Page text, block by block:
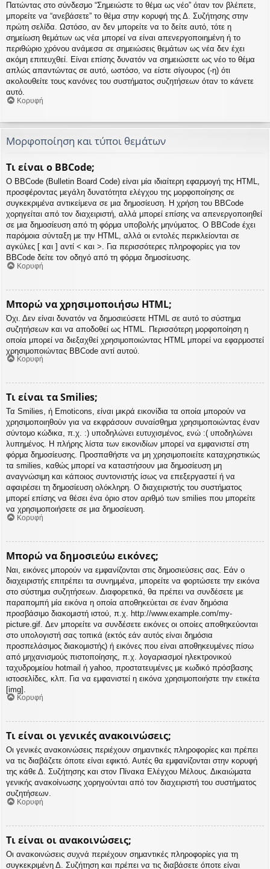
Πατώντας στο σύνδεσμο “Σημειώστε το θέμα ως νέο” όταν τον βλέπετε,
μπορείτε να “ανεβάσετε” το θέμα στην κορυφή της Δ. Συζήτησης στην
πρώτη σελίδα. Ωστόσο, αν δεν μπορείτε να το δείτε αυτό, τότε η
σημείωση θεμάτων ως νέα μπορεί να είναι απενεργοποιημένη ή το
περιθώριο χρόνου ανάμεσα σε σημειώσεις θεμάτων ως νέα δεν έχει
ακόμη επιτευχθεί. Είναι επίσης δυνατόν να σημειώσετε ως νέο το θέμα
απλώς απαντώντας σε αυτό, ωστόσο, να είστε σίγουρος (-η) ότι
ακολουθείτε τους κανόνες του συστήματος συζητήσεων όταν το κάνετε
αυτό.
Κορυφή
Μορφοποίηση και τύποι θεμάτων
Τι είναι ο BBCode;
Ο BBCode (Bulletin Board Code) είναι μία ιδιαίτερη εφαρμογή της HTML,
προσφέροντας μεγάλη δυνατότητα ελέγχου της μορφοποίησης σε
συγκεκριμένα αντικείμενα σε μια δημοσίευση. Η χρήση του BBCode
χορηγείται από τον διαχειριστή, αλλά μπορεί επίσης να απενεργοποιηθεί
σε μια δημοσίευση από τη φόρμα υποβολής μηνύματος. Ο BBCode έχει
παρόμοια σύνταξη με την HTML, αλλά οι εντολές περικλείονται σε
αγκύλες [ και ] αντί < και >. Για περισσότερες πληροφορίες για τον
BBCode δείτε τον οδηγό από τη φόρμα δημοσίευσης.
Κορυφή
Μπορώ να χρησιμοποιήσω HTML;
Όχι. Δεν είναι δυνατόν να δημοσιεύσετε HTML σε αυτό το σύστημα
συζητήσεων και να αποδοθεί ως HTML. Περισσότερη μορφοποίηση η
οποία μπορεί να διεξαχθεί χρησιμοποιώντας HTML μπορεί να εφαρμοστεί
χρησιμοποιώντας BBCode αντί αυτού.
Κορυφή
Τι είναι τα Smilies;
Τα Smilies, ή Emoticons, είναι μικρά εικονίδια τα οποία μπορούν να
χρησιμοποιηθούν για να εκφράσουν συναίσθημα χρησιμοποιώντας έναν
σύντομο κώδικα, π.χ. :) υποδηλώνει ευτυχισμένος, ενώ :( υποδηλώνει
λυπημένος. Η πλήρης λίστα των εικονιδίων μπορεί να εμφανιστεί στη
φόρμα δημοσίευσης. Προσπαθήστε να μη χρησιμοποιείτε καταχρηστικώς
τα smilies, καθώς μπορεί να καταστήσουν μια δημοσίευση μη
αναγνώσιμη και κάποιος συντονιστής ίσως να επεξεργαστεί ή να
αφαιρέσει τη δημοσίευση ολόκληρη. Ο διαχειριστής του συστήματος
μπορεί επίσης να θέσει ένα όριο στον αριθμό των smilies που μπορείτε
να χρησιμοποιήσετε σε μια δημοσίευση.
Κορυφή
Μπορώ να δημοσιεύω εικόνες;
Ναι, εικόνες μπορούν να εμφανίζονται στις δημοσιεύσεις σας. Εάν ο
διαχειριστής επιτρέπει τα συνημμένα, μπορείτε να φορτώσετε την εικόνα
στο σύστημα συζητήσεων. Διαφορετικά, θα πρέπει να συνδέσετε με
παραπομπή μία εικόνα η οποία αποθηκεύεται σε έναν δημόσια
προσβάσιμο διακομιστή ιστού, π.χ. http://www.example.com/my-
picture.gif. Δεν μπορείτε να συνδέσετε εικόνες οι οποίες αποθηκεύονται
στο υπολογιστή σας τοπικά (εκτός εάν αυτός είναι δημόσια
προσπελάσιμος διακομιστής) ή εικόνες που είναι αποθηκευμένες πίσω
από μηχανισμούς πιστοποίησης, π.χ. λογαριασμοί ηλεκτρονικού
ταχυδρομείου hotmail ή yahoo, προστατευμένες με κωδικό πρόσβασης
ιστοσελίδες, κλπ. Για να εμφανιστεί η εικόνα χρησιμοποιήστε την ετικέτα
[img].
Κορυφή
Τι είναι οι γενικές ανακοινώσεις;
Οι γενικές ανακοινώσεις περιέχουν σημαντικές πληροφορίες και πρέπει
να τις διαβάζετε όποτε είναι εφικτό. Αυτές θα εμφανίζονται στην κορυφή
της κάθε Δ. Συζήτησης και στον Πίνακα Ελέγχου Μέλους. Δικαιώματα
γενικής ανακοίνωσης χορηγούνται από τον διαχειριστή του συστήματος
συζητήσεων.
Κορυφή
Τι είναι οι ανακοινώσεις;
Οι ανακοινώσεις συχνά περιέχουν σημαντικές πληροφορίες για τη
συγκεκριμένη Δ. Συζήτηση και πρέπει να τις διαβάσετε όποτε είναι